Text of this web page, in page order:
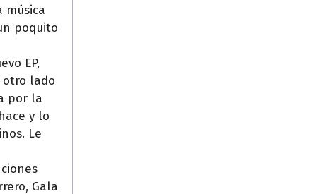
música
poquito
EP,
otro lado
por la
y lo
Le
Gala